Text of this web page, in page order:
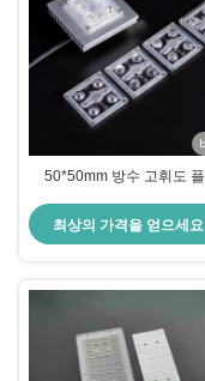
50*50mm 방수 고휘도
최상의 가격을 얻으세요